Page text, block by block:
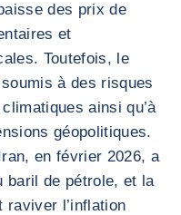
des prix de
et
Toutefois, le
à des risques
ainsi qu’à
géopolitiques.
en février 2026, a
baril de pétrole, et la
raviver l’inflation